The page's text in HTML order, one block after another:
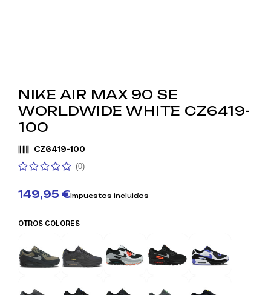
NIKE AIR MAX 90 SE
WORLDWIDE WHITE CZ6419-
100
CZ6419-100
(0)
149,95 €Impuestos incluidos
OTROS COLORES